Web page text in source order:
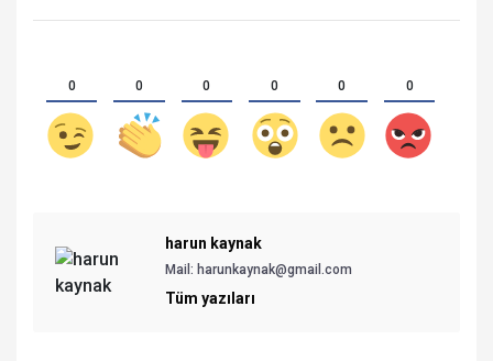
0 0 0 0 0 0
harun kaynak
Mail: harunkaynak@gmail.com
Tüm yazıları